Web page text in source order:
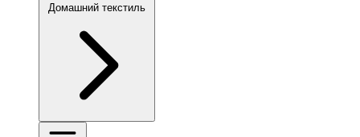
Домашний текстиль